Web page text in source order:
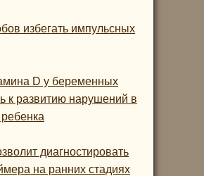
избегать импульсных
D у беременных
к развитию нарушений в
диагностировать
на ранних стадиях